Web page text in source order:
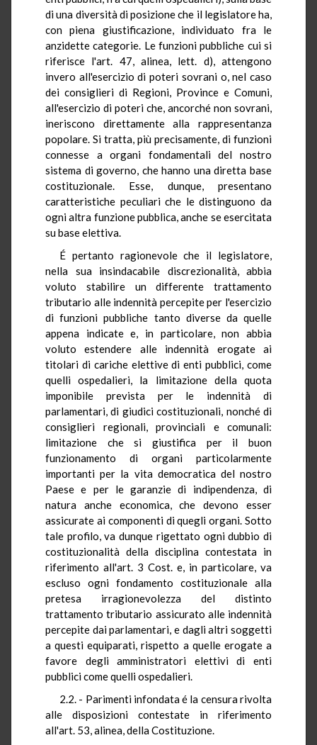
di una diversità di posizione che il legislatore ha,
con piena giustificazione, individuato fra le
anzidette categorie. Le funzioni pubbliche cui si
riferisce l'art. 47, alinea, lett. d), attengono
invero all'esercizio di poteri sovrani o, nel caso
dei consiglieri di Regioni, Province e Comuni,
all'esercizio di poteri che, ancorché non sovrani,
ineriscono direttamente alla rappresentanza
popolare. Si tratta, più precisamente, di funzioni
connesse a organi fondamentali del nostro
sistema di governo, che hanno una diretta base
costituzionale. Esse, dunque, presentano
caratteristiche peculiari che le distinguono da
ogni altra funzione pubblica, anche se esercitata
su base elettiva.
É pertanto ragionevole che il legislatore,
nella sua insindacabile discrezionalità, abbia
voluto stabilire un differente trattamento
tributario alle indennità percepite per l'esercizio
di funzioni pubbliche tanto diverse da quelle
appena indicate e, in particolare, non abbia
voluto estendere alle indennità erogate ai
titolari di cariche elettive di enti pubblici, come
quelli ospedalieri, la limitazione della quota
imponibile prevista per le indennità di
parlamentari, di giudici costituzionali, nonché di
consiglieri regionali, provinciali e comunali:
limitazione che si giustifica per il buon
funzionamento di organi particolarmente
importanti per la vita democratica del nostro
Paese e per le garanzie di indipendenza, di
natura anche economica, che devono esser
assicurate ai componenti di quegli organi. Sotto
tale profilo, va dunque rigettato ogni dubbio di
costituzionalità della disciplina contestata in
riferimento all'art. 3 Cost. e, in particolare, va
escluso ogni fondamento costituzionale alla
pretesa irragionevolezza del distinto
trattamento tributario assicurato alle indennità
percepite dai parlamentari, e dagli altri soggetti
a questi equiparati, rispetto a quelle erogate a
favore degli amministratori elettivi di enti
pubblici come quelli ospedalieri.
2.2. - Parimenti infondata é la censura rivolta
alle disposizioni contestate in riferimento
all'art. 53, alinea, della Costituzione.